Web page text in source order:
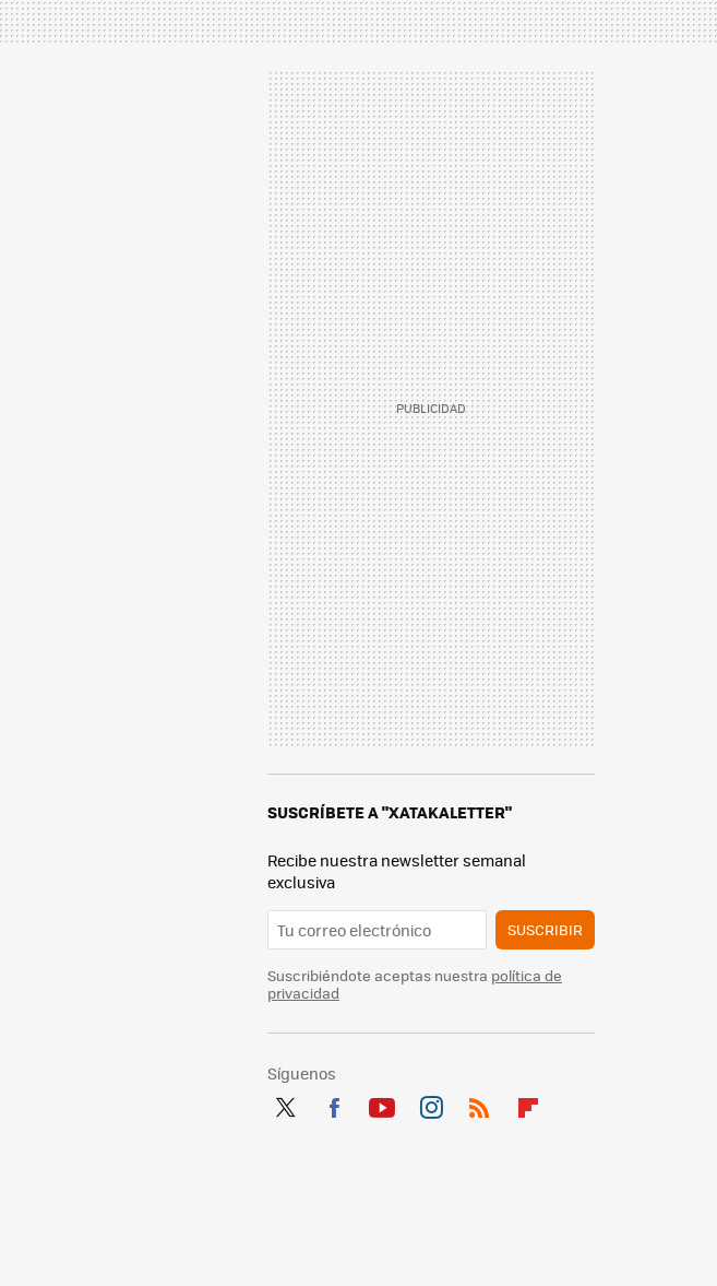
SUSCRÍBETE A "XATAKALETTER"
Recibe nuestra newsletter semanal
exclusiva
SUSCRIBIR
Suscribiéndote aceptas nuestra política de
privacidad
Síguenos